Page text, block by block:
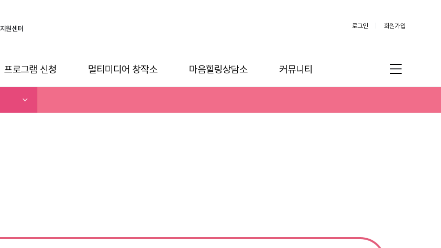
원센터 로그인 회원가입
프로그램 신청 멀티미디어 창작소 마음힐링상담소 커뮤니티